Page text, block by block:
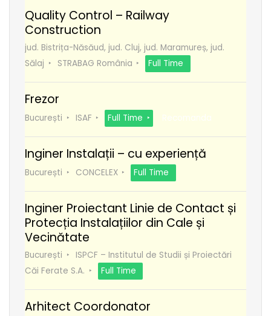
Quality Control – Railway
Construction
jud. Bistrița-Năsăud, jud. Cluj, jud. Maramureș, jud.
Sălaj
STRABAG România Full Time
Frezor
București ISAF Full Time Recomanda
Inginer Instalații – cu experiență
București CONCELEX Full Time
Inginer Proiectant Linie de Contact și
Protecția Instalațiilor din Cale și
Vecinătate
București
ISPCF – Institutul de Studii și Proiectări
Căi Ferate S.A.
Full Time
Arhitect Coordonator